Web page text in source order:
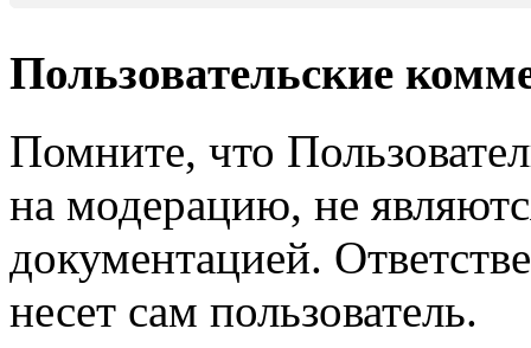
Пользовательские
Помните, что
на модерацию, не
документацией.
несет сам пользователь.